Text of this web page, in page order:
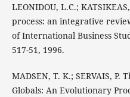
LEONIDOU, L.C.;
process: an integrative
of International Business
517-51, 1996.
MADSEN, T. K.; SERVAIS,
Globals: An Evolutionary